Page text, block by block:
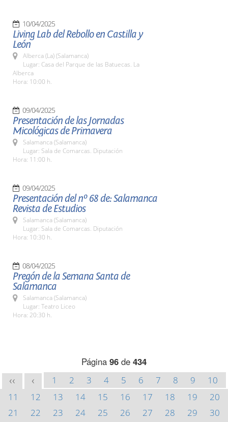
10/04/2025
Living Lab del Rebollo en Castilla y
León
Alberca (La) (Salamanca)
Lugar: Casa del Parque de las Batuecas. La
Alberca
Hora: 10:00 h.
09/04/2025
Presentación de las Jornadas
Micológicas de Primavera
Salamanca (Salamanca)
Lugar: Sala de Comarcas. Diputación
Hora: 11:00 h.
09/04/2025
Presentación del nº 68 de: Salamanca
Revista de Estudios
Salamanca (Salamanca)
Lugar: Sala de Comarcas. Diputación
Hora: 10:30 h.
08/04/2025
Pregón de la Semana Santa de
Salamanca
Salamanca (Salamanca)
Lugar: Teatro Liceo
Hora: 20:30 h.
Página 96 de 434
<< < 1 2 3 4 5 6 7 8 9
10
11
12 13 14 15 16 17 18 19
20
21
22 23 24 25 26 27 28 29
30